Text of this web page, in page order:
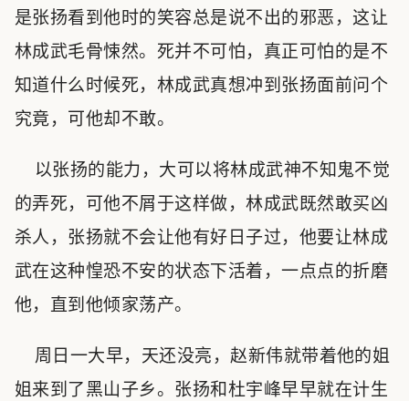
是张扬看到他时的笑容总是说不出的邪恶，这让
林成武毛骨悚然。死并不可怕，真正可怕的是不
知道什么时候死，林成武真想冲到张扬面前问个
究竟，可他却不敢。
以张扬的能力，大可以将林成武神不知鬼不觉
的弄死，可他不屑于这样做，林成武既然敢买凶
杀人，张扬就不会让他有好日子过，他要让林成
武在这种惶恐不安的状态下活着，一点点的折磨
他，直到他倾家荡产。
周日一大早，天还没亮，赵新伟就带着他的姐
姐来到了黑山子乡。张扬和杜宇峰早早就在计生